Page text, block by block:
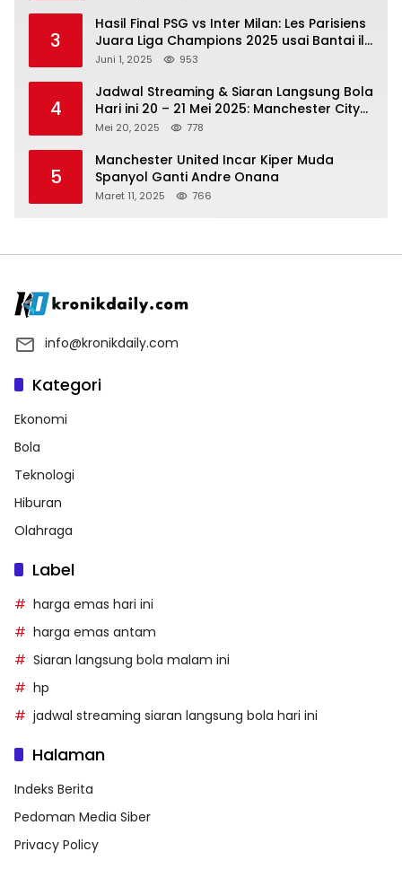
3
Hasil Final PSG vs Inter Milan: Les Parisiens
Juara Liga Champions 2025 usai Bantai il
Nerazzurri
Juni 1, 2025 953
4
Jadwal Streaming & Siaran Langsung Bola
Hari ini 20 – 21 Mei 2025: Manchester City
vs Bournemouth
Mei 20, 2025 778
5
Manchester United Incar Kiper Muda
Spanyol Ganti Andre Onana
Maret 11, 2025 766
info@kronikdaily.com
Kategori
Ekonomi
Bola
Teknologi
Hiburan
Olahraga
Label
harga emas hari ini
harga emas antam
Siaran langsung bola malam ini
hp
jadwal streaming siaran langsung bola hari ini
Halaman
Indeks Berita
Pedoman Media Siber
Privacy Policy